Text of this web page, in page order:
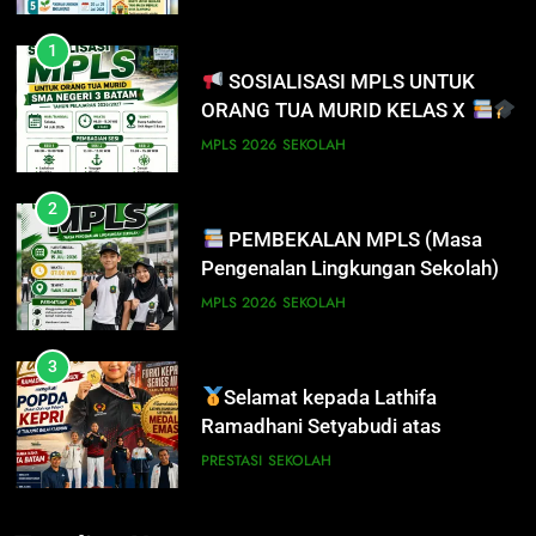
1
SOSIALISASI MPLS UNTUK
ORANG TUA MURID KELAS X
MPLS 2026 SEKOLAH
2
PEMBEKALAN MPLS (Masa
Pengenalan Lingkungan Sekolah)
MPLS 2026 SEKOLAH
3
Selamat kepada Lathifa
Ramadhani Setyabudi atas
prestasi meraih Medali Emas
PRESTASI SEKOLAH
8
PENYALURAN CALON MURID
BARU SMA/SMK PROVINSI
1
SOSIALISASI MPLS UNTUK
ORANG TUA MURID KELAS X
2
PEMBEKALAN MPLS (Masa
Pengenalan Lingkungan Sekolah)